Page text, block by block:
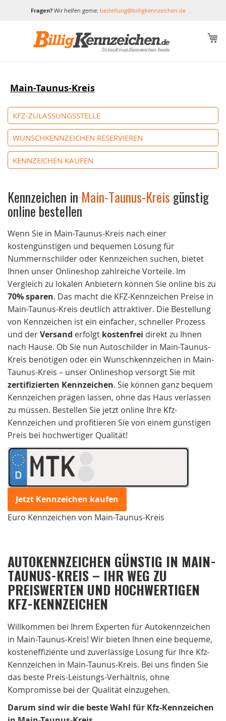
Fragen?Wir helfen gerne: bestellung@billigkennzeichen.de
Main-Taunus-Kreis
KFZ-ZULASSUNGSSTELLE
WUNSCHKENNZEICHEN RESERVIEREN
KENNZEICHEN KAUFEN
Kennzeichen in Main-Taunus-Kreisgünstig
online bestellen
Wenn Sie in Main-Taunus-Kreis nach einer
kostengünstigen und bequemen Lösung für
Nummernschilder oder Kennzeichen suchen, bietet
Ihnen unser Onlineshop zahlreiche Vorteile. Im
Vergleich zu lokalen Anbietern können Sie online bis zu
70% sparen. Das macht die KFZ-Kennzeichen Preise in
Main-Taunus-Kreis deutlich attraktiver. Die Bestellung
von Kennzeichen ist ein einfacher, schneller Prozess
und derVersand erfolgt kostenfrei direkt zu Ihnen
nach Hause. Ob Sie nun Autoschilder in Main-Taunus-
Kreis benötigen oder ein Wunschkennzeichen in Main-
Taunus-Kreis – unser Onlineshop versorgt Sie mit
zertifizierten Kennzeichen. Sie können ganz bequem
Kennzeichen prägen lassen, ohne das Haus verlassen
zu müssen. Bestellen Sie jetzt online Ihre Kfz-
Kennzeichen und profitieren Sie von einem günstigen
Preis bei hochwertiger Qualität!
MTK
Jetzt Kennzeichen kaufen
Euro Kennzeichen von Main-Taunus-Kreis
AUTOKENNZEICHEN GÜNSTIG IN MAIN-
TAUNUS-KREIS – IHR WEG ZU
PREISWERTEN UND HOCHWERTIGEN
KFZ-KENNZEICHEN
Willkommen bei Ihrem Experten für Autokennzeichen
in Main-Taunus-Kreis! Wir bieten Ihnen eine bequeme,
kosteneffiziente und zuverlässige Lösung für Ihre Kfz-
Kennzeichen in Main-Taunus-Kreis. Bei uns finden Sie
das beste Preis-Leistungs-Verhältnis, ohne
Kompromisse bei der Qualität einzugehen.
Darum sind wir die beste Wahl für Kfz-Kennzeichen